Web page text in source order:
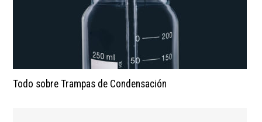
Todo sobre Trampas de Condensación